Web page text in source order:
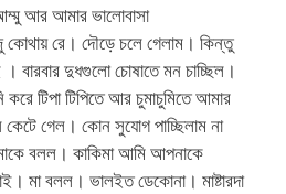
আমার ভালোবাসা
রে। দৌড়ে চলে গেলাম। কিন্তু
বারবার দুধগুলো চোষাতে মন চাচ্ছিল।
টিপা টিপিতে আর চুমাচুমিতে আমার
কেটে গেল। কোন সুযোগ পাচ্ছিলাম না
বলল। কাকিমা আমি আপনাকে
মা বলল। ভালইত ডেকোনা। মাষ্টারদা